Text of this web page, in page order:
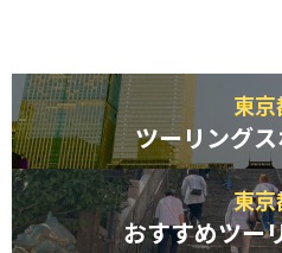
東京
ツーリング
東京
おすすめツー